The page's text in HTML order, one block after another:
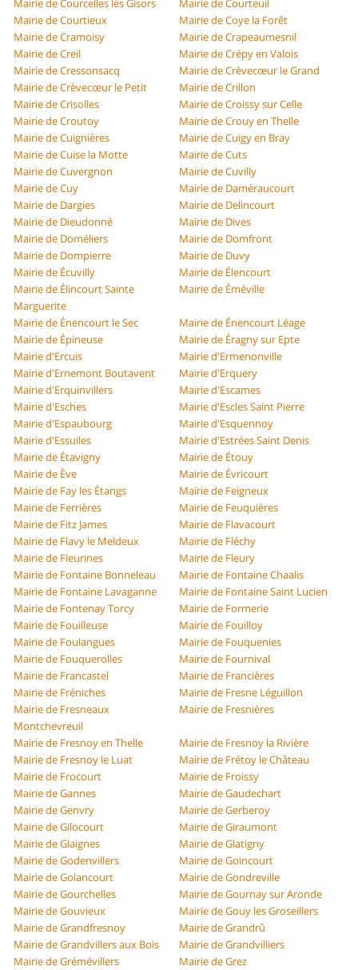
Mairie de Courcelles lès Gisors
Mairie de Courteuil
Mairie de Courtieux
Mairie de Coye la Forêt
Mairie de Cramoisy
Mairie de Crapeaumesnil
Mairie de Creil
Mairie de Crépy en Valois
Mairie de Cressonsacq
Mairie de Crèvecœur le Grand
Mairie de Crèvecœur le Petit
Mairie de Crillon
Mairie de Crisolles
Mairie de Croissy sur Celle
Mairie de Croutoy
Mairie de Crouy en Thelle
Mairie de Cuignières
Mairie de Cuigy en Bray
Mairie de Cuise la Motte
Mairie de Cuts
Mairie de Cuvergnon
Mairie de Cuvilly
Mairie de Cuy
Mairie de Daméraucourt
Mairie de Dargies
Mairie de Delincourt
Mairie de Dieudonné
Mairie de Dives
Mairie de Doméliers
Mairie de Domfront
Mairie de Dompierre
Mairie de Duvy
Mairie de Écuvilly
Mairie de Élencourt
Mairie de Élincourt Sainte
Marguerite
Mairie de Éméville
Mairie de Énencourt le Sec
Mairie de Énencourt Léage
Mairie de Épineuse
Mairie de Éragny sur Epte
Mairie d'Ercuis
Mairie d'Ermenonville
Mairie d'Ernemont Boutavent
Mairie d'Erquery
Mairie d'Erquinvillers
Mairie d'Escames
Mairie d'Esches
Mairie d'Escles Saint Pierre
Mairie d'Espaubourg
Mairie d'Esquennoy
Mairie d'Essuiles
Mairie d'Estrées Saint Denis
Mairie de Étavigny
Mairie de Étouy
Mairie de Ève
Mairie de Évricourt
Mairie de Fay les Étangs
Mairie de Feigneux
Mairie de Ferrières
Mairie de Feuquières
Mairie de Fitz James
Mairie de Flavacourt
Mairie de Flavy le Meldeux
Mairie de Fléchy
Mairie de Fleurines
Mairie de Fleury
Mairie de Fontaine Bonneleau
Mairie de Fontaine Chaalis
Mairie de Fontaine Lavaganne
Mairie de Fontaine Saint Lucien
Mairie de Fontenay Torcy
Mairie de Formerie
Mairie de Fouilleuse
Mairie de Fouilloy
Mairie de Foulangues
Mairie de Fouquenies
Mairie de Fouquerolles
Mairie de Fournival
Mairie de Francastel
Mairie de Francières
Mairie de Fréniches
Mairie de Fresne Léguillon
Mairie de Fresneaux
Montchevreuil
Mairie de Fresnières
Mairie de Fresnoy en Thelle
Mairie de Fresnoy la Rivière
Mairie de Fresnoy le Luat
Mairie de Frétoy le Château
Mairie de Frocourt
Mairie de Froissy
Mairie de Gannes
Mairie de Gaudechart
Mairie de Genvry
Mairie de Gerberoy
Mairie de Gilocourt
Mairie de Giraumont
Mairie de Glaignes
Mairie de Glatigny
Mairie de Godenvillers
Mairie de Goincourt
Mairie de Golancourt
Mairie de Gondreville
Mairie de Gourchelles
Mairie de Gournay sur Aronde
Mairie de Gouvieux
Mairie de Gouy les Groseillers
Mairie de Grandfresnoy
Mairie de Grandrû
Mairie de Grandvillers aux Bois
Mairie de Grandvilliers
Mairie de Grémévillers
Mairie de Grez